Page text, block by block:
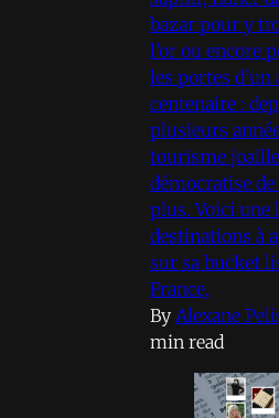
bazar pour y
l’or ou encore
les portes d’un
centenaire :
plusieurs
tourisme
démocratise
plus. Voici une
destinations à
sur sa bucket
France,
By Alexane
min read